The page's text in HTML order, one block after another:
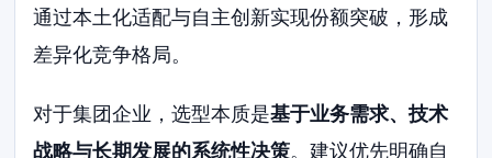
通过本土化适配与自主创新实现份额突破，形成
差异化竞争格局。
对于集团企业，选型本质是基于业务需求、技术
战略与长期发展的系统性决策。建议优先明确自